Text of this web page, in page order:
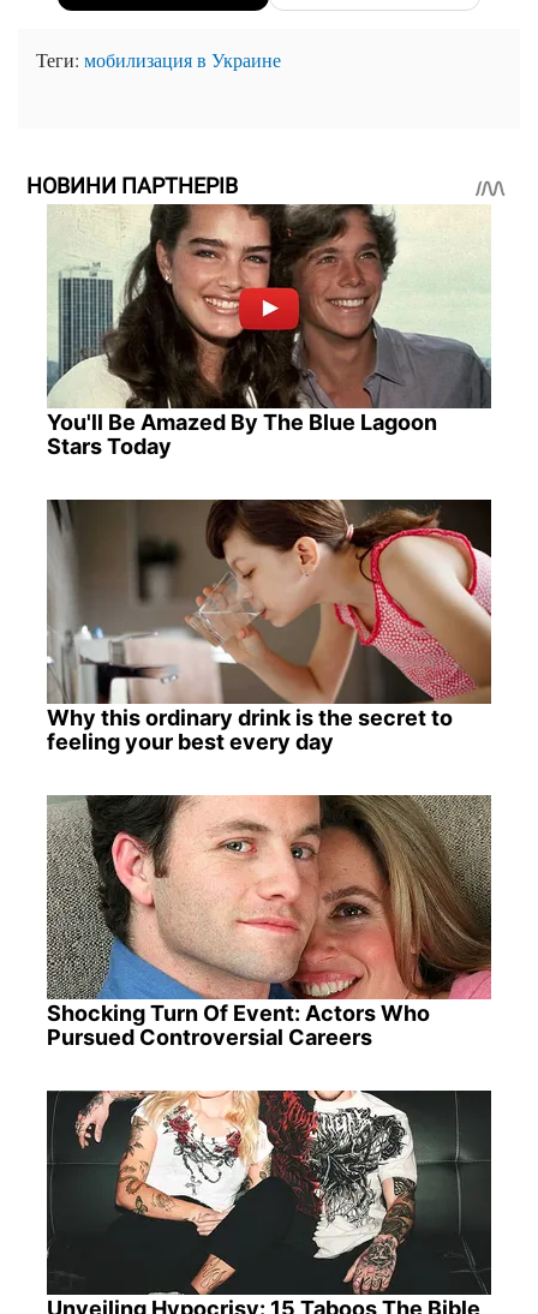
Теги: мобилизация в Украине
НОВИНИ ПАРТНЕРІВ
You'll Be Amazed By The Blue Lagoon
Stars Today
Why this ordinary drink is the secret to
feeling your best every day
Shocking Turn Of Event: Actors Who
Pursued Controversial Careers